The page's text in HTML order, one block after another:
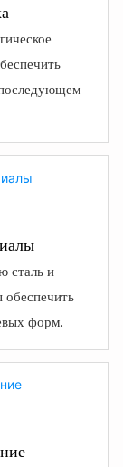
сталь и
форм.